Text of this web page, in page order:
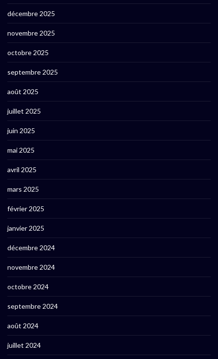
décembre 2025
novembre 2025
octobre 2025
septembre 2025
août 2025
juillet 2025
juin 2025
mai 2025
avril 2025
mars 2025
février 2025
janvier 2025
décembre 2024
novembre 2024
octobre 2024
septembre 2024
août 2024
juillet 2024